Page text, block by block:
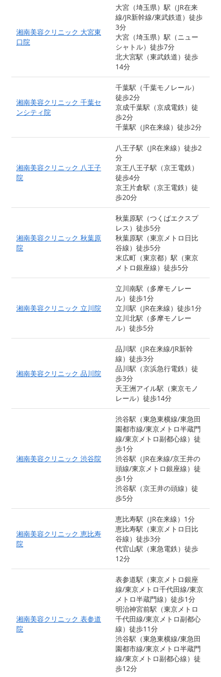
湘南美容クリニック 大宮東
口院
大宮（埼玉県）駅（JR在来
線/JR新幹線/東武鉄道）徒歩
3分
大宮（埼玉県）駅（ニュー
シャトル）徒歩7分
北大宮駅（東武鉄道）徒歩
14分
湘南美容クリニック 千葉セ
ンシティ院
千葉駅（千葉モノレール）
徒歩2分
京成千葉駅（京成電鉄）徒
歩2分
千葉駅（JR在来線）徒歩2分
湘南美容クリニック 八王子
院
八王子駅（JR在来線）徒歩2
分
京王八王子駅（京王電鉄）
徒歩4分
京王片倉駅（京王電鉄）徒
歩20分
湘南美容クリニック 秋葉原
院
秋葉原駅（つくばエクスプ
レス）徒歩5分
秋葉原駅（東京メトロ日比
谷線）徒歩5分
末広町（東京都）駅（東京
メトロ銀座線）徒歩5分
湘南美容クリニック 立川院
立川南駅（多摩モノレー
ル）徒歩1分
立川駅（JR在来線）徒歩1分
立川北駅（多摩モノレー
ル）徒歩5分
湘南美容クリニック 品川院
品川駅（JR在来線/JR新幹
線）徒歩3分
品川駅（京浜急行電鉄）徒
歩3分
天王洲アイル駅（東京モノ
レール）徒歩14分
湘南美容クリニック 渋谷院
渋谷駅（東急東横線/東急田
園都市線/東京メトロ半蔵門
線/東京メトロ副都心線）徒
歩1分
渋谷駅（JR在来線/京王井の
頭線/東京メトロ銀座線）徒
歩1分
渋谷駅（京王井の頭線）徒
歩5分
湘南美容クリニック 恵比寿
院
恵比寿駅（JR在来線）1分
恵比寿駅（東京メトロ日比
谷線）徒歩3分
代官山駅（東急電鉄）徒歩
12分
湘南美容クリニック 表参道
院
表参道駅（東京メトロ銀座
線/東京メトロ千代田線/東京
メトロ半蔵門線）徒歩1分
明治神宮前駅（東京メトロ
千代田線/東京メトロ副都心
線）徒歩11分
渋谷駅（東急東横線/東急田
園都市線/東京メトロ半蔵門
線/東京メトロ副都心線）徒
歩12分